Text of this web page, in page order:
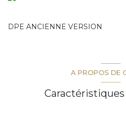
DPE ANCIENNE VERSION
A PROPOS DE